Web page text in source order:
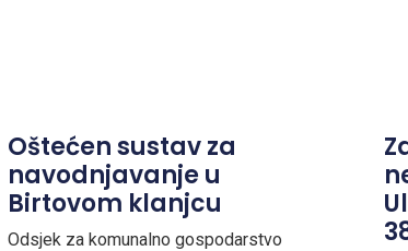
Oštećen sustav za
navodnjavanje u
Birtovom klanjcu
Odsjek za komunalno gospodarstvo